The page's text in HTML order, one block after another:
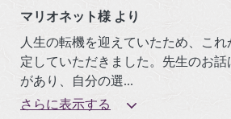
マリオネット様 より
人生の転機を迎えていたため、こ
定していただきました。先生のお
があり、自分の選...
さらに表示する